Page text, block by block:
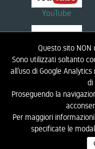
Questo sito NON
Sono utilizzati soltanto
all’uso di Google
di
Proseguendo la
Per maggiori
specificate le
YouTube
Linkedin
HOME BIOGRAFIA RICERCA
LIC - LABORATORIO